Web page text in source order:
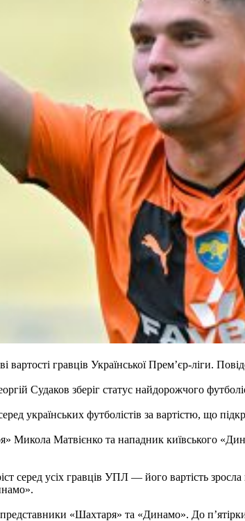
гравців Української Прем’єр-ліги.
Судаков зберіг статус найдорожчого
українських футболістів за вартістю, що
Матвієнко та нападник київського
серед усіх гравців УПЛ — його вартість
представники «Шахтаря» та «Динамо». До